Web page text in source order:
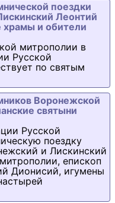
поездки
Леонтий
храмы и обители
митрополии в
Русской
по святым
Воронежской
святыни
Русской
поездку
и Лискинский
епископ
Дионисий, игумены